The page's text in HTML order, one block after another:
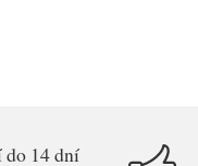
do 14 dní